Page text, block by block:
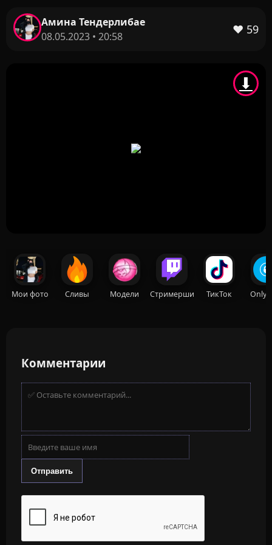
Амина Тендерлибае
08.05.2023 • 20:58
❤️ 59
⬇
Мои фото Сливы Модели Стримерши ТикТок
Комментарии